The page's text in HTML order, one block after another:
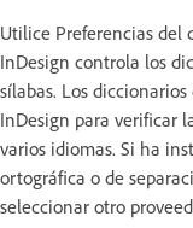
Utilice Preferencias del
InDesign controla los
sílabas. Los
InDesign para verificar
varios idiomas. Si ha
ortográfica o de
seleccionar otro